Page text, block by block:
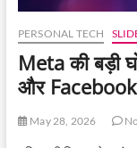
PERSONAL TECH
Meta की बड़ी
और Facebook
May 28, 2026